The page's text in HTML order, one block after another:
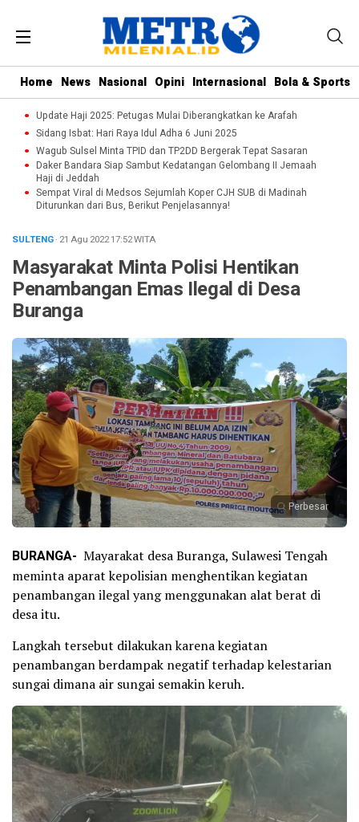
Home News Nasional Opini Internasional Bola & Sports
Update Haji 2025: Petugas Mulai Diberangkatkan ke Arafah
Sidang Isbat: Hari Raya Idul Adha 6 Juni 2025
Wagub Sulsel Minta TPID dan TP2DD Bergerak Tepat Sasaran
Daker Bandara Siap Sambut Kedatangan Gelombang II Jemaah
Haji di Jeddah
Sempat Viral di Medsos Sejumlah Koper CJH SUB di Madinah
Diturunkan dari Bus, Berikut Penjelasannya!
SULTENG· 21 Agu 202217:52WITA
Masyarakat Minta Polisi Hentikan
Penambangan Emas Ilegal di Desa
Buranga
Perbesar
BURANGA- Mayarakat desa Buranga, Sulawesi Tengah
meminta aparat kepolisian menghentikan kegiatan
penambangan ilegal yang menggunakan alat berat di
desa itu.
Langkah tersebut dilakukan karena kegiatan
penambangan berdampak negatif terhadap kelestarian
sungai dimana air sungai semakin keruh.